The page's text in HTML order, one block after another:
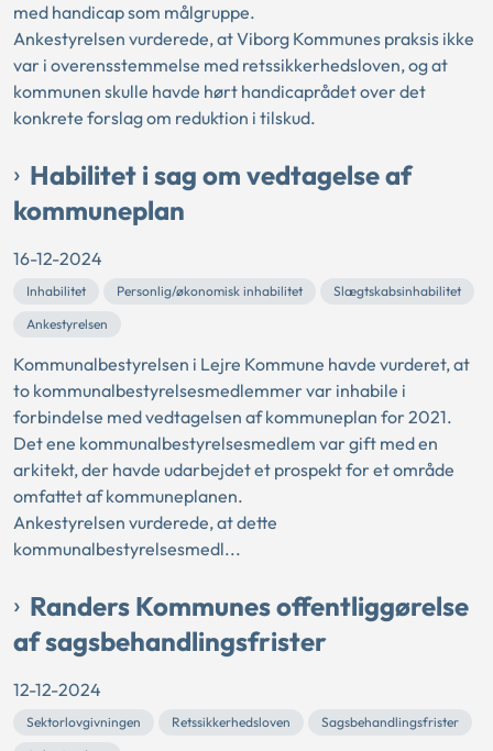
med handicap som målgruppe.
Ankestyrelsen vurderede, at Viborg Kommunes praksis ikke
var i overensstemmelse med retssikkerhedsloven, og at
kommunen skulle havde hørt handicaprådet over det
konkrete forslag om reduktion i tilskud.
Habilitet i sag om vedtagelse af
kommuneplan
16-12-2024
Inhabilitet Personlig/økonomisk inhabilitet
Slægtskabsinhabilitet
Ankestyrelsen
Kommunalbestyrelsen i Lejre Kommune havde vurderet, at
to kommunalbestyrelsesmedlemmer var inhabile i
forbindelse med vedtagelsen af kommuneplan for 2021.
Det ene kommunalbestyrelsesmedlem var gift med en
arkitekt, der havde udarbejdet et prospekt for et område
omfattet af kommuneplanen.
Ankestyrelsen vurderede, at dette
kommunalbestyrelsesmedl...
Randers Kommunes offentliggørelse
af sagsbehandlingsfrister
12-12-2024
Sektorlovgivningen Retssikkerhedsloven
Sagsbehandlingsfrister